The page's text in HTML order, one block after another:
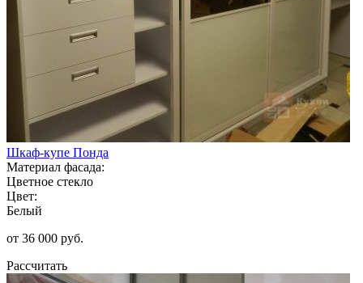
Шкаф-купе Понда
Материал фасада:
Цветное стекло
Цвет:
Белый
от 36 000 руб.
Рассчитать